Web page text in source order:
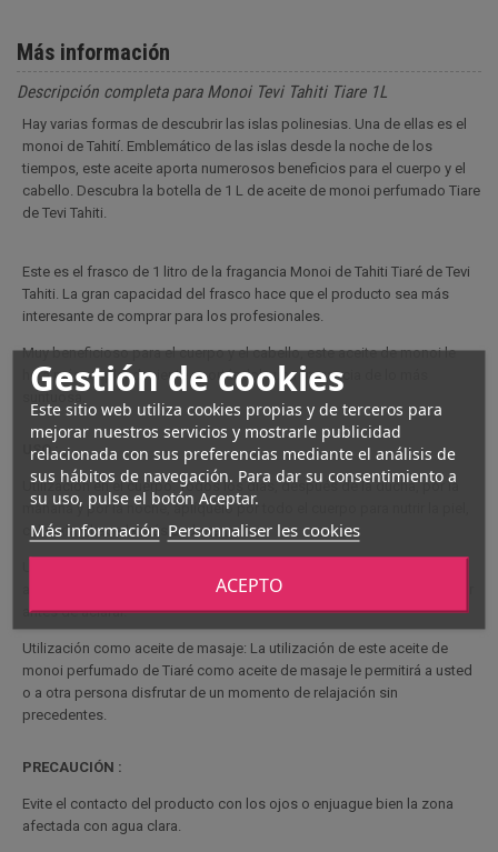
Gestión de cookies
Este sitio web utiliza cookies propias y de terceros para
mejorar nuestros servicios y mostrarle publicidad
relacionada con sus preferencias mediante el análisis de
sus hábitos de navegación. Para dar su consentimiento a
su uso, pulse el botón Aceptar.
Más información Personnaliser les cookies
ACEPTO
Más información
Descripción completa para Monoi Tevi Tahiti Tiare 1L
Hay varias formas de descubrir las islas polinesias. Una de ellas es el
monoi de Tahití. Emblemático de las islas desde la noche de los
tiempos, este aceite aporta numerosos beneficios para el cuerpo y el
cabello. Descubra la botella de 1 L de aceite de monoi perfumado Tiare
de Tevi Tahiti.
Este es el frasco de 1 litro de la fragancia Monoi de Tahiti Tiaré de Tevi
Tahiti. La gran capacidad del frasco hace que el producto sea más
interesante de comprar para los profesionales.
Muy beneficioso para el cuerpo y el cabello, este aceite de monoi le
hará más resplandeciente aportándole una fragancia de lo más
USO :
Utilización en el cuerpo: Todos los días, después de la ducha, por la
mañana y por la noche, aplíquelo por todo el cuerpo para nutrir la piel,
calmarla y hacerla más sedosa.
aceite en las puntas del cabello después de la ducha y dejarlo reposar
antes de aclarar.
Utilización como aceite de masaje: La utilización de este aceite de
monoi perfumado de Tiaré como aceite de masaje le permitirá a usted
o a otra persona disfrutar de un momento de relajación sin
precedentes.
PRECAUCIÓN :
Evite el contacto del producto con los ojos o enjuague bien la zona
afectada con agua clara.